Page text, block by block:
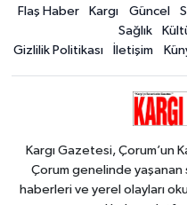
Flaş Haber Kargı Güncel
Sağlık
Gizlilik Politikası
İletişim
Kargı Gazetesi, Çorum’un
Çorum genelinde yaşanan
haberleri ve yerel olayları